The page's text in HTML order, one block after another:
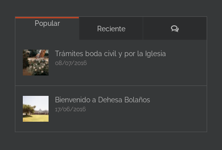
Popular
Reciente Comentarios
Trámites boda civil y por la Iglesia
08/07/2016
Bienvenido a Dehesa Bolaños
17/06/2016